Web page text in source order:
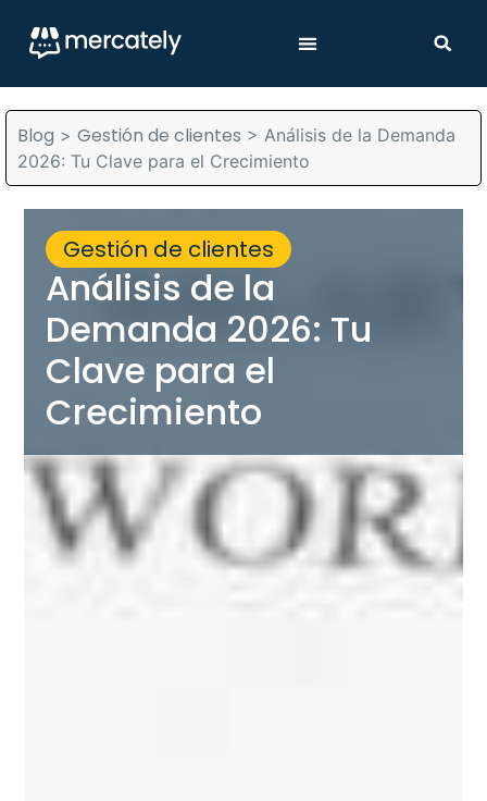
Blog > Gestión de clientes > Análisis de la Demanda
2026: Tu Clave para el Crecimiento
Gestión de clientes
Análisis de la
Demanda 2026: Tu
Clave para el
Crecimiento